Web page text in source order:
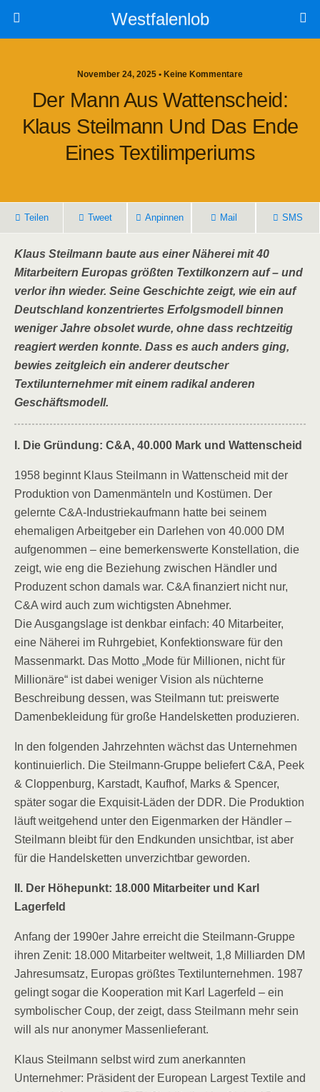
Westfalenlob
November 24, 2025 • Keine Kommentare
Der Mann Aus Wattenscheid:
Klaus Steilmann Und Das Ende
Eines Textilimperiums
Teilen Tweet Anpinnen Mail SMS
Klaus Steilmann baute aus einer Näherei mit 40
Mitarbeitern Europas größten Textilkonzern auf – und
verlor ihn wieder. Seine Geschichte zeigt, wie ein auf
Deutschland konzentriertes Erfolgsmodell binnen
weniger Jahre obsolet wurde, ohne dass rechtzeitig
reagiert werden konnte. Dass es auch anders ging,
bewies zeitgleich ein anderer deutscher
Textilunternehmer mit einem radikal anderen
Geschäftsmodell.
I. Die Gründung: C&A, 40.000 Mark und Wattenscheid
1958 beginnt Klaus Steilmann in Wattenscheid mit der
Produktion von Damenmänteln und Kostümen. Der
gelernte C&A-Industriekaufmann hatte bei seinem
ehemaligen Arbeitgeber ein Darlehen von 40.000 DM
aufgenommen – eine bemerkenswerte Konstellation, die
zeigt, wie eng die Beziehung zwischen Händler und
Produzent schon damals war. C&A finanziert nicht nur,
C&A wird auch zum wichtigsten Abnehmer.
Die Ausgangslage ist denkbar einfach: 40 Mitarbeiter,
eine Näherei im Ruhrgebiet, Konfektionsware für den
Massenmarkt. Das Motto „Mode für Millionen, nicht für
Millionäre“ ist dabei weniger Vision als nüchterne
Beschreibung dessen, was Steilmann tut: preiswerte
Damenbekleidung für große Handelsketten produzieren.
In den folgenden Jahrzehnten wächst das Unternehmen
kontinuierlich. Die Steilmann-Gruppe beliefert C&A, Peek
& Cloppenburg, Karstadt, Kaufhof, Marks & Spencer,
später sogar die Exquisit-Läden der DDR. Die Produktion
läuft weitgehend unter den Eigenmarken der Händler –
Steilmann bleibt für den Endkunden unsichtbar, ist aber
für die Handelsketten unverzichtbar geworden.
II. Der Höhepunkt: 18.000 Mitarbeiter und Karl
Lagerfeld
Anfang der 1990er Jahre erreicht die Steilmann-Gruppe
ihren Zenit: 18.000 Mitarbeiter weltweit, 1,8 Milliarden DM
Jahresumsatz, Europas größtes Textilunternehmen. 1987
gelingt sogar die Kooperation mit Karl Lagerfeld – ein
symbolischer Coup, der zeigt, dass Steilmann mehr sein
will als nur anonymer Massenlieferant.
Klaus Steilmann selbst wird zum anerkannten
Unternehmer: Präsident der European Largest Textile and